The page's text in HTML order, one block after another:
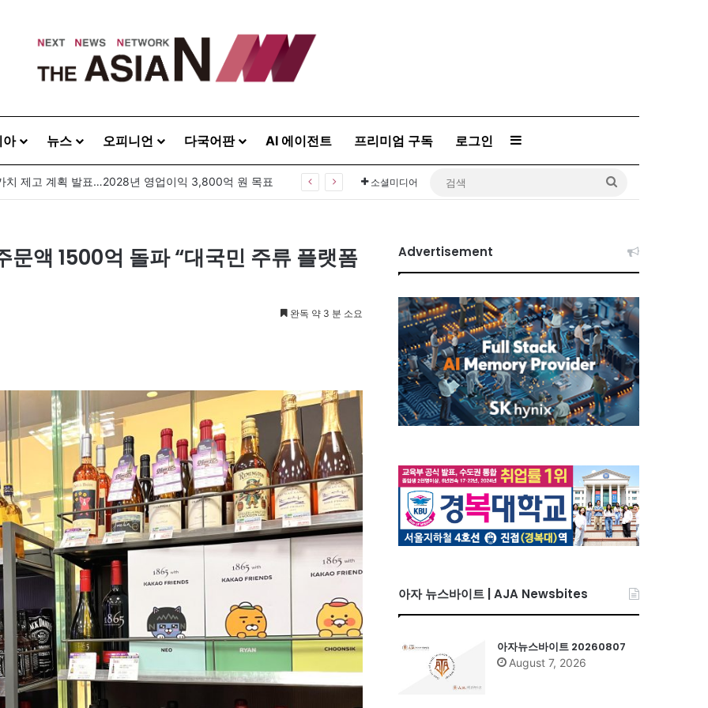
아 뉴스 오피니언 다국어판 AI 에이전트 프리미엄 구독 로그인 Sidebar
소셜미디어
액 1500억 돌파 “대국민 주류 플랫폼
완독 약 3 분 소요
Advertisement
아자 뉴스바이트 | AJA Newsbites
아자뉴스바이트 20260807
August 7, 2026